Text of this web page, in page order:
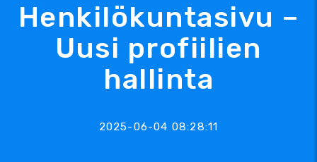
Henkilökuntasivu –
Uusi profiilien
hallinta
2025-06-04 08:28:11